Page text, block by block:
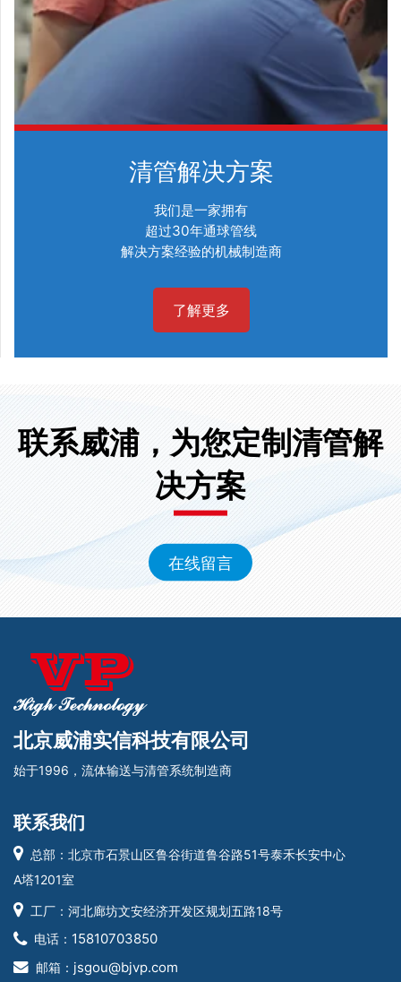
清管解决方案
我们是一家拥有
超过30年通球管线
解决方案经验的机械制造商
了解更多
联系威浦，为您定制清管解
决方案
在线留言
北京威浦实信科技有限公司
始于1996，流体输送与清管系统制造商
联系我们
总部：北京市石景山区鲁谷街道鲁谷路51号泰禾长安中心
A塔1201室
工厂：河北廊坊文安经济开发区规划五路18号
电话： 15810703850
邮箱： jsgou@bjvp.com